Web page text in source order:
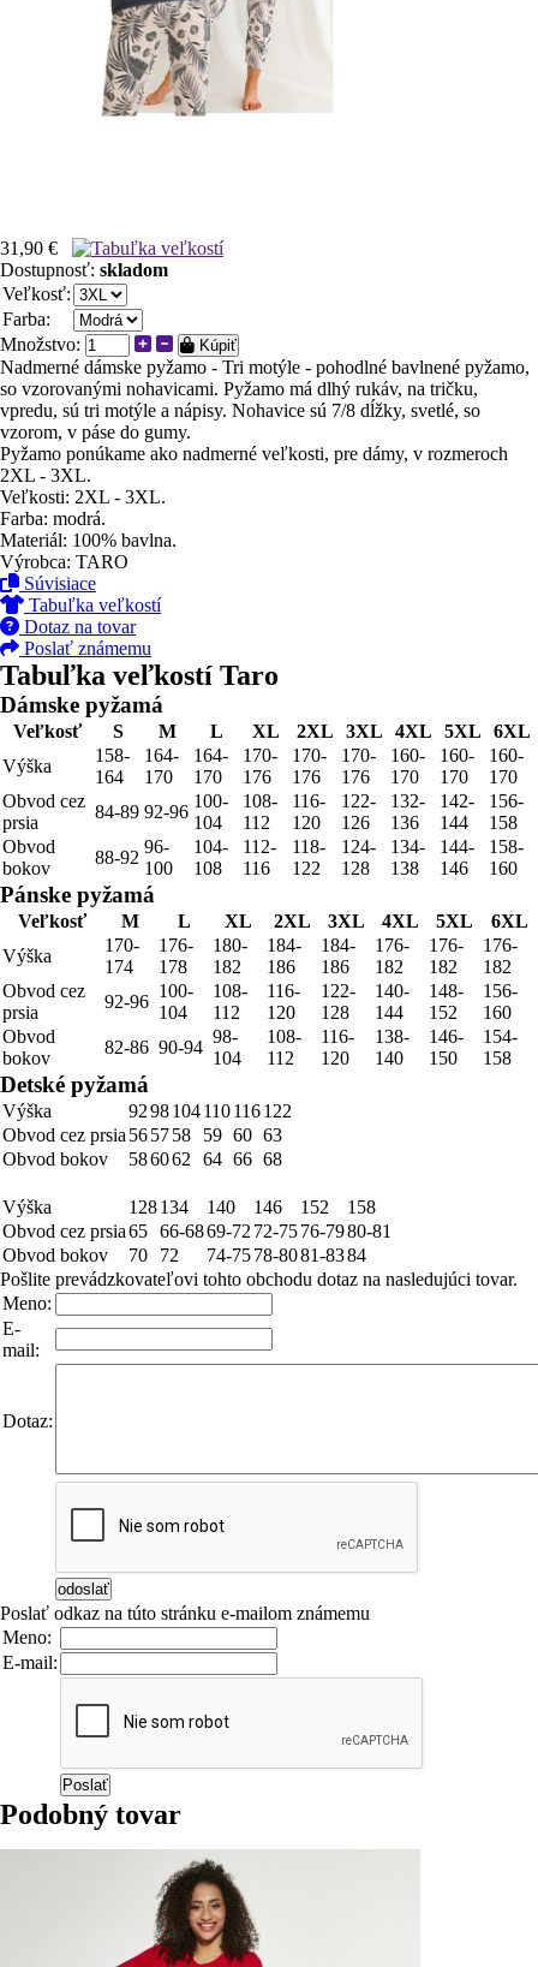
31,90 €
Dostupnosť: skladom
Veľkosť:
Farba:
Množstvo:
Kúpiť
Nadmerné dámske pyžamo - Tri motýle - pohodlné bavlnené pyžamo,
so vzorovanými nohavicami. Pyžamo má dlhý rukáv, na tričku,
vpredu, sú tri motýle a nápisy. Nohavice sú 7/8 dĺžky, svetlé, so
vzorom, v páse do gumy.
Pyžamo ponúkame ako nadmerné veľkosti, pre dámy, v rozmeroch
2XL - 3XL.
Veľkosti: 2XL - 3XL.
Farba: modrá.
Materiál: 100% bavlna.
Výrobca: TARO
Súvisiace
Tabuľka veľkostí
Dotaz na tovar
Poslať známemu
Tabuľka veľkostí Taro
Dámske pyžamá
Veľkosť S M L XL 2XL 3XL 4XL 5XL
6XL
Výška
158-
164
164-
170
164-
170
170-
176
170-
176
170-
176
160-
170
160-
170
160-
170
Obvod cez
prsia
84-89 92-96
100-
104
108-
112
116-
120
122-
126
132-
136
142-
144
156-
158
Obvod
bokov
88-92
96-
100
104-
108
112-
116
118-
122
124-
128
134-
138
144-
146
158-
160
Pánske pyžamá
Veľkosť M L XL 2XL 3XL 4XL 5XL
6XL
Výška
170-
174
176-
178
180-
182
184-
186
184-
186
176-
182
176-
182
176-
182
Obvod cez
prsia
92-96
100-
104
108-
112
116-
120
122-
128
140-
144
148-
152
156-
160
Obvod
bokov
82-86 90-94
98-
104
108-
112
116-
120
138-
140
146-
150
154-
158
Detské pyžamá
Výška 9298104110116122
Obvod cez prsia 565758 59 60 63
Obvod bokov
586062 64 66 68
Výška 128134 140 146 152
158
Obvod cez prsia65 66-6869-72 72-7576-7980-81
Obvod bokov
70 72 74-7578-8081-8384
Pošlite prevádzkovateľovi tohto obchodu dotaz na nasledujúci tovar.
Meno:
E-
mail:
Dotaz:
Poslať odkaz na túto stránku e-mailom známemu
Meno:
E-mail:
Podobný tovar